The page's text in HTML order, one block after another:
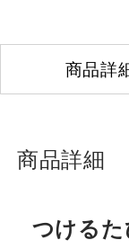
商品詳
商品詳細
つける